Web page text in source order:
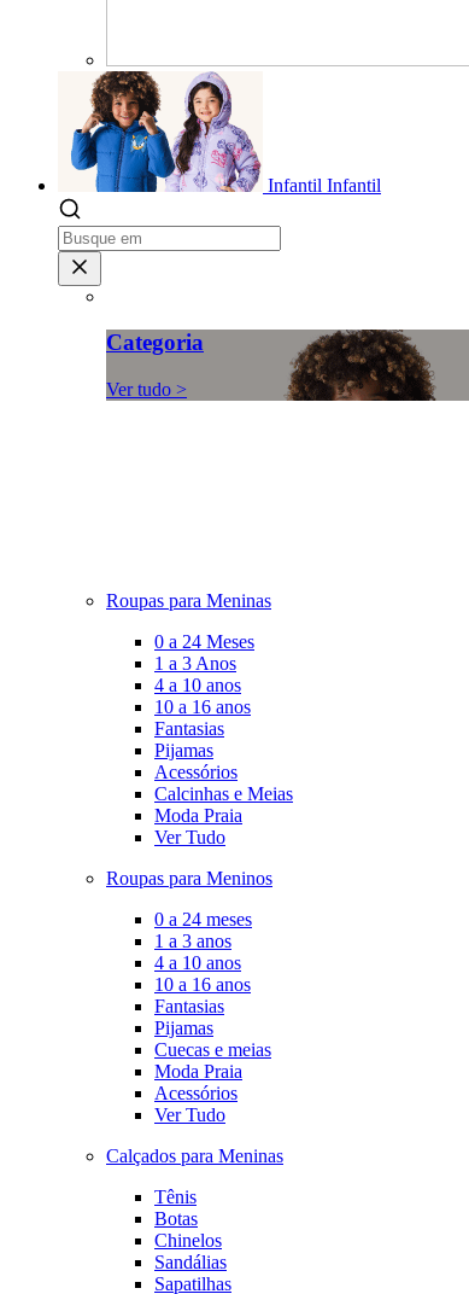
Infantil Infantil
Categoria
Ver tudo >
Roupas para Meninas
0 a 24 Meses
1 a 3 Anos
4 a 10 anos
10 a 16 anos
Fantasias
Pijamas
Acessórios
Calcinhas e Meias
Moda Praia
Ver Tudo
Roupas para Meninos
0 a 24 meses
1 a 3 anos
4 a 10 anos
10 a 16 anos
Fantasias
Pijamas
Cuecas e meias
Moda Praia
Acessórios
Ver Tudo
Calçados para Meninas
Tênis
Botas
Chinelos
Sandálias
Sapatilhas